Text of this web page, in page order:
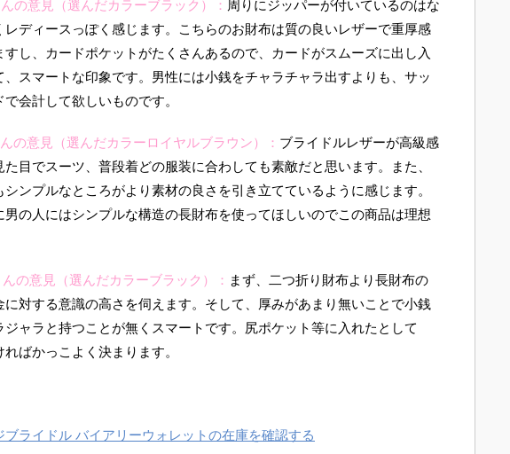
の意見（選んだカラーブラック）： 周りにジッパーが付いているのはな
レディースっぽく感じます。こちらのお財布は質の良いレザーで重厚感
すし、カードポケットがたくさんあるので、カードがスムーズに出し入
、スマートな印象です。男性には小銭をチャラチャラ出すよりも、サッ
で会計して欲しいものです。
の意見（選んだカラーロイヤルブラウン）： ブライドルレザーが高級感
た目でスーツ、普段着どの服装に合わしても素敵だと思います。また、
シンプルなところがより素材の良さを引き立てているように感じます。
男の人にはシンプルな構造の長財布を使ってほしいのでこの商品は理想
の意見（選んだカラーブラック）： まず、二つ折り財布より長財布の
に対する意識の高さを伺えます。そして、厚みがあまり無いことで小銭
ジャラと持つことが無くスマートです。尻ポケット等に入れたとして
ればかっこよく決まります。
ブライドル バイアリーウォレットの在庫を確認する